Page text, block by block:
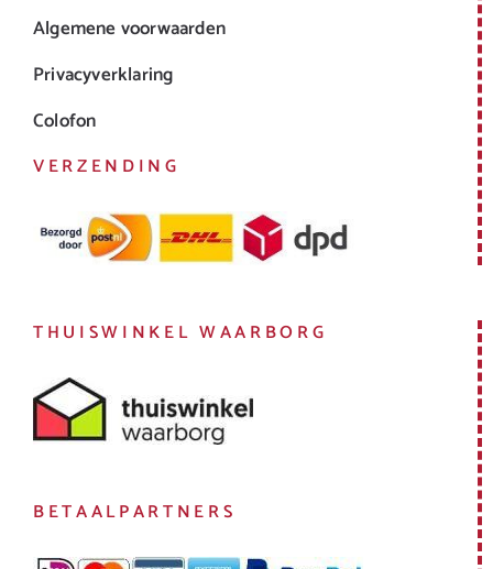
Algemene voorwaarden
Privacyverklaring
Colofon
VERZENDING
THUISWINKEL WAARBORG
BETAALPARTNERS